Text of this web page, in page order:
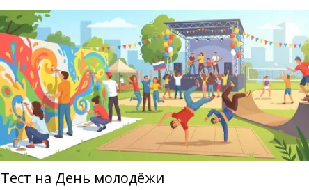
Тест на День молодёжи